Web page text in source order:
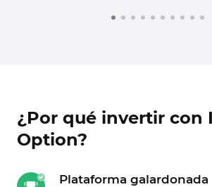
¿Por qué invertir con
Option?
Plataforma galardonada